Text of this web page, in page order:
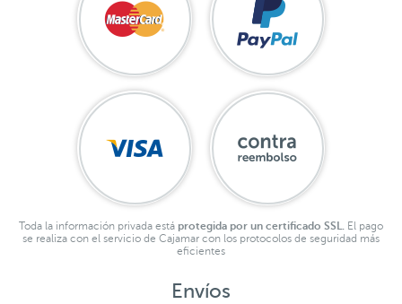
Toda la información privada está protegida por un certificado SSL. El pago
se realiza con el servicio de Cajamar con los protocolos de seguridad más
eficientes
Envíos